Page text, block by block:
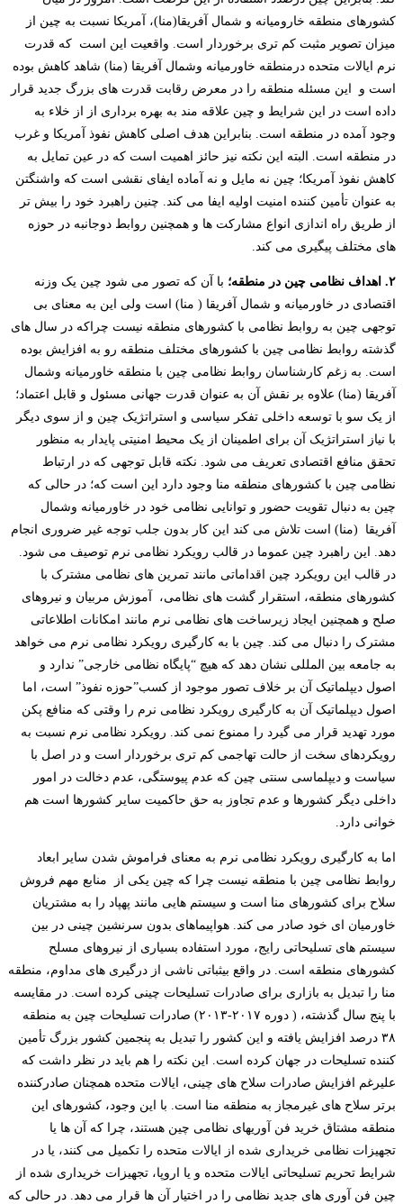
کشورهای منطقه خارومیانه و شمال آفریقا(منا)، آمریکا نسبت به چین از
میزان تصویر مثبت کم تری برخوردار است. واقعیت این است که قدرت
نرم ایالات متحده درمنطقه خاورمیانه وشمال آفریقا (منا) شاهد کاهش بوده
است و این مسئله منطقه را در معرض رقابت قدرت­ های بزرگ جدید قرار
داده است در این شرایط و چین علاقه مند به بهره برداری از از خلاء به
وجود آمده در منطقه است. بنابراین هدف اصلی کاهش نفوذ آمریکا و غرب
در منطقه است. البته این نکته نیز حائز اهمیت است که در عین تمایل به
کاهش نفوذ آمریکا؛ چین نه مایل و نه آماده ایفای نقشی است که واشنگتن
به عنوان تأمین کننده امنیت اولیه ایفا می­ کند. چنین راهبرد خود را بیش تر
از طریق راه اندازی انواع مشارکت ­ها و همچنین روابط دوجانبه در حوزه
های مختلف پیگیری می کند.
۲. اهداف نظامی چین در منطقه؛
با آن که تصور می شود چین یک وزنه
اقتصادی در خاورمیانه و شمال آفریقا ( منا) است ولی این به معنای بی
توجهی چین به روابط نظامی با کشورهای منطقه نیست چراکه در سال ­های
گذشته روابط نظامی چین با کشورهای مختلف منطقه رو به افزایش بوده
است. به زغم کارشناسان روابط نظامی چین با منطقه خاورمیانه وشمال
آفریقا (منا) علاوه بر نقش آن به عنوان قدرت جهانی مسئول و قابل اعتماد؛
از یک سو با توسعه داخلی تفکر سیاسی و استراتژیک چین و از سوی دیگر
با نیاز استراتژیک آن برای اطمینان از یک محیط امنیتی پایدار به منظور
تحقق منافع اقتصادی تعریف می شود. نکته قابل توجهی که در ارتباط
نظامی چین با کشورهای منطقه منا وجود دارد این است که؛ در حالی که
چین به دنبال تقویت حضور و توانایی نظامی خود در خاورمیانه وشمال
آفریقا (منا) است تلاش می کند این کار بدون جلب توجه غیر ضروری انجام
دهد. این راهبرد چین عموما در قالب رویکرد نظامی نرم توصیف می­ شود.
در قالب این رویکرد چین اقداماتی مانند تمرین­ های نظامی مشترک با
کشورهای منطقه، استقرار گشت­ های نظامی، آموزش مربیان و نیروهای
صلح و همچنین ایجاد زیرساخت ­های نظامی نرم مانند امکانات اطلاعاتی
مشترک را دنبال می­ کند. چین با به کارگیری رویکرد نظامی نرم می خواهد
به جامعه بین المللی نشان دهد که هیچ “پایگاه نظامی خارجی” ندارد و
اصول دیپلماتیک آن بر خلاف تصور موجود از کسب”حوزه نفوذ” است، اما
اصول دیپلماتیک آن به کارگیری رویکرد نظامی نرم را وقتی که منافع پکن
مورد تهدید قرار می گیرد را ممنوع نمی کند. رویکرد نظامی نرم نسبت به
رویکردهای سخت از حالت تهاجمی کم تری برخوردار است و در اصل با
سیاست و دیپلماسی سنتی چین که عدم پیوستگی، عدم دخالت در امور
داخلی دیگر کشورها و عدم تجاوز به حق حاکمیت سایر کشورها است هم
خوانی دارد.
اما به کارگیری رویکرد نظامی نرم به معنای فراموش شدن سایر ابعاد
روابط نظامی چین با منطقه نیست چرا که چین یکی از منابع مهم فروش
سلاح برای کشورهای منا است و سیستم­ هایی مانند پهپاد را به مشتریان
خاورمیان ­­ای خود صادر می­ کند. هواپیماهای بدون سرنشین چینی در بین
سیستم های تسلیحاتی رایج، مورد استفاده بسیاری از نیروهای مسلح
کشورهای منطقه است. در واقع بی­ثباتی ناشی از درگیری ­های مداوم، منطقه
منا را تبدیل به بازاری برای صادرات تسلیحات چینی کرده است. در مقایسه
با پنج سال گذشته، ( دوره ۲۰۱۷-۲۰۱۳) صادرات تسلیحات چین به منطقه
۳۸ درصد افزایش یافته و این کشور را تبدیل به پنجمین کشور بزرگ تأمین
کننده تسلیحات در جهان کرده است. این نکته را هم باید در نظر داشت که
علیرغم افزایش صادرات سلاح های چینی، ایالات متحده همچنان صادرکننده
برتر سلاح های غیرمجاز به منطقه منا است. با این وجود، کشورهای این
منطقه مشتاق خرید فن آوری­های نظامی چین هستند، چرا که آن ها یا
تجهیزات نظامی خریداری شده از ایالات متحده را تکمیل می کنند، یا در
شرایط تحریم تسلیحاتی ایالات متحده و یا اروپا، تجهیزات خریداری شده از
چین فن ­آوری­ های جدید نظامی را در اختیار آن ها قرار می دهد. در حالی که